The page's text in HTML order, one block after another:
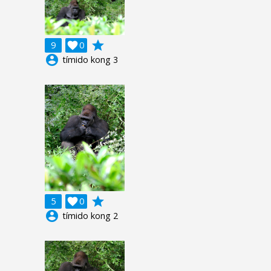
9 0

grade
account_circle tímido kong 3
5 0

grade
account_circle tímido kong 2